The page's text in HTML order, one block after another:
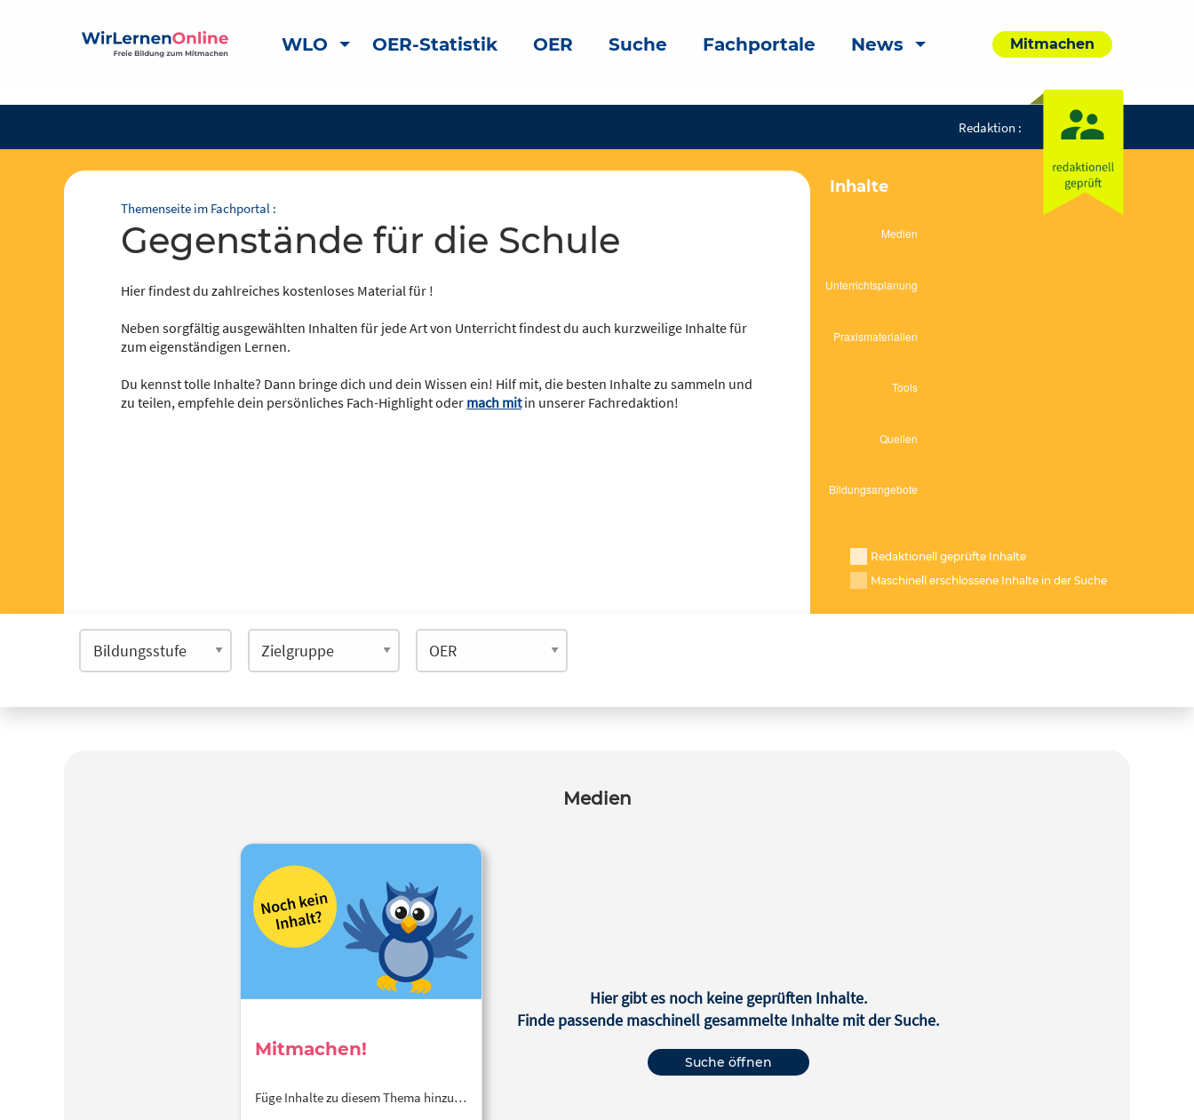
WLO OER-Statistik OER Suche Fachportale News Mitmachen
Redaktion :
Themenseite im Fachportal :
Gegenstände für die Schule
Hier findest du zahlreiches kostenloses Material für !
Neben sorgfältig ausgewählten Inhalten für jede Art von Unterricht findest du auch kurzweilige Inhalte für
zum eigenständigen Lernen.
Du kennst tolle Inhalte? Dann bringe dich und dein Wissen ein! Hilf mit, die besten Inhalte zu sammeln und
zu teilen, empfehle dein persönliches Fach-Highlight oder mach mitin unserer Fachredaktion!
Inhalte
Redaktionell geprüfte Inhalte
Maschinell erschlossene Inhalte in der Suche
Medien
Mitmachen!
Füge Inhalte zu diesem Thema hinzu…
Hier gibt es noch keine geprüften Inhalte.
Finde passende maschinell gesammelte Inhalte mit der Suche.
Suche öffnen